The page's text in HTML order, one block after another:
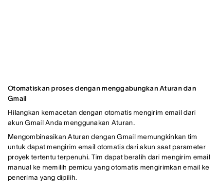
Otomatiskan proses dengan menggabungkan Aturan dan
Gmail
Hilangkan kemacetan dengan otomatis mengirim email dari
akun Gmail Anda menggunakan Aturan.
Mengombinasikan Aturan dengan Gmail memungkinkan tim
untuk dapat mengirim email otomatis dari akun saat parameter
proyek tertentu terpenuhi. Tim dapat beralih dari mengirim email
manual ke memilih pemicu yang otomatis mengirimkan email ke
penerima yang dipilih.